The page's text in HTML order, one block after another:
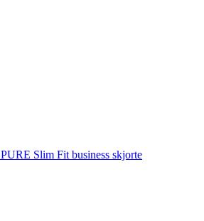
PURE Slim Fit business skjorte